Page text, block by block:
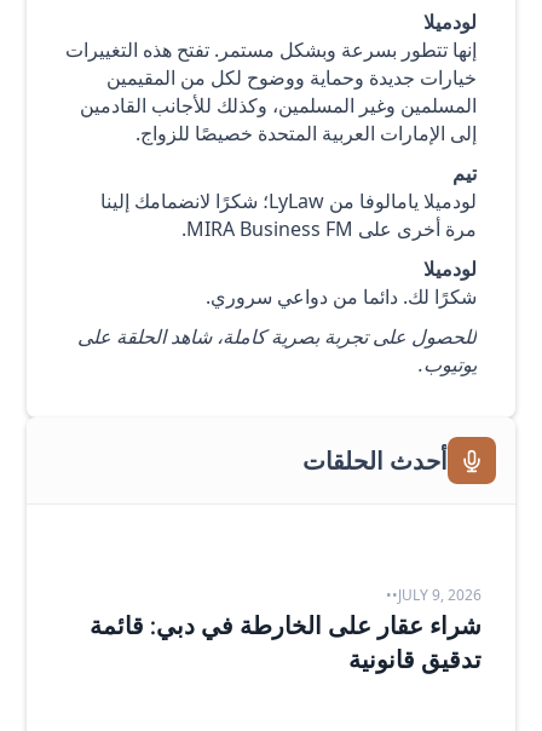
لودميلا
إنها تتطور بسرعة وبشكل مستمر. تفتح هذه التغييرات
خيارات جديدة وحماية ووضوح لكل من المقيمين
المسلمين وغير المسلمين، وكذلك للأجانب القادمين
إلى الإمارات العربية المتحدة خصيصًا للزواج.
تيم
لودميلا يامالوفا من LyLaw؛ شكرًا لانضمامك إلينا
مرة أخرى على MIRA Business FM.
لودميلا
شكرًا لك. دائما من دواعي سروري.
للحصول على تجربة بصرية كاملة،شاهد الحلقة على
يوتيوب.
أحدث الحلقات
JULY 9, 2026
•
•
شراء عقار على الخارطة في دبي: قائمة
تدقيق قانونية